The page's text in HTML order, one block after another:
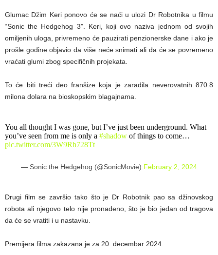
Glumac Džim Keri ponovo će se naći u ulozi Dr Robotnika u filmu
“Sonic the Hedgehog 3”. Keri, koji ovo naziva jednom od svojih
omiljenih uloga, privremeno će pauzirati penzionerske dane i ako je
prošle godine objavio da više neće snimati ali da će se povremeno
vraćati glumi zbog specifičnih projekata.
To će biti treći deo franšize koja je zaradila neverovatnih 870.8
milona dolara na bioskopskim blagajnama.
You all thought I was gone, but I’ve just been underground. What
you’ve seen from me is only a #shadow of things to come…
pic.twitter.com/3W9Rh728Tt
— Sonic the Hedgehog (@SonicMovie) February 2, 2024
Drugi film se završio tako što je Dr Robotnik pao sa džinovskog
robota ali njegovo telo nije pronađeno, što je bio jedan od tragova
da će se vratiti i u nastavku.
Premijera filma zakazana je za 20. decembar 2024.